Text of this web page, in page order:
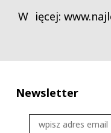
W ięcej:
Newsletter